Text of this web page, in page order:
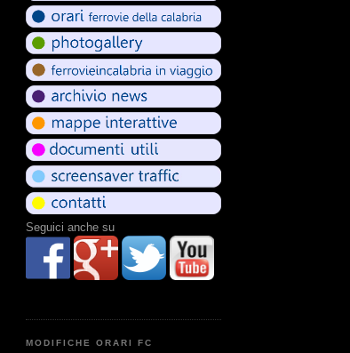
Seguici anche su
MODIFICHE ORARI FC